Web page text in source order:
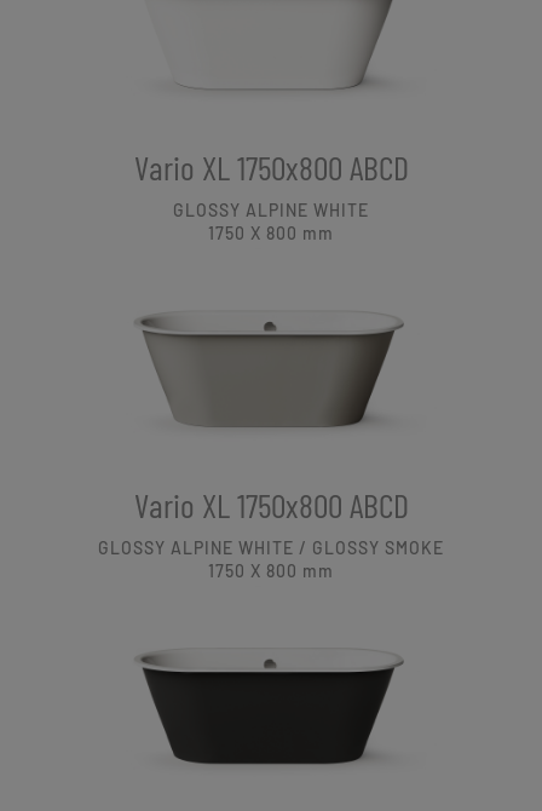
Vario XL 1750x800 ABCD
GLOSSY ALPINE WHITE
1750 X 800 mm
Vario XL 1750x800 ABCD
GLOSSY ALPINE WHITE / GLOSSY SMOKE
1750 X 800 mm